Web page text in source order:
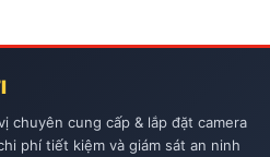
chuyên cung cấp & lắp đặt camera
phí tiết kiệm và giám sát an ninh